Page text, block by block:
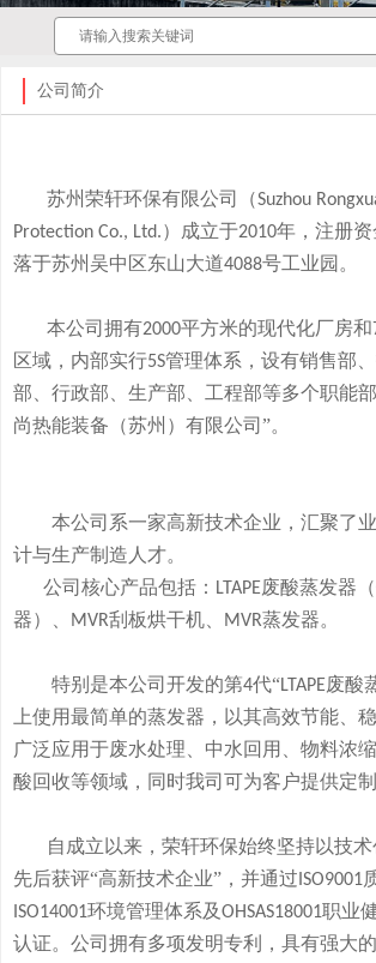
公司简介
苏州荣轩环保有限公司（Suzhou
Protection Co., Ltd.）成立于2010年，注册资
落于苏州吴中区东山大道4088号工业园。
本公司拥有2000平方米的现代化厂房和
区域，内部实行5S管理体系，设有销售部
部、行政部、生产部、工程部等多个职能
尚热能装备（苏州）有限公司”。
本公司系一家高新技术企业，汇聚了
计与生产制造人才。
公司核心产品包括： LTAPE废酸蒸发器
器）、
MVR刮板烘干机、 MVR蒸发器。
特别是本公司开发的第4代“LTAPE废酸
上使用最简单的蒸发器， 以其高效节能、
广泛应用于废水处理、中水回用、物料浓
酸回收等领域， 同时我司可为客户提供定
自成立以来，荣轩环保始终坚持以技术
先后获评“高新技术企业”，并通过 ISO9001
ISO14001环境管理体系及OHSAS18001职业
认证。公司拥有多项发明专利，具有强大